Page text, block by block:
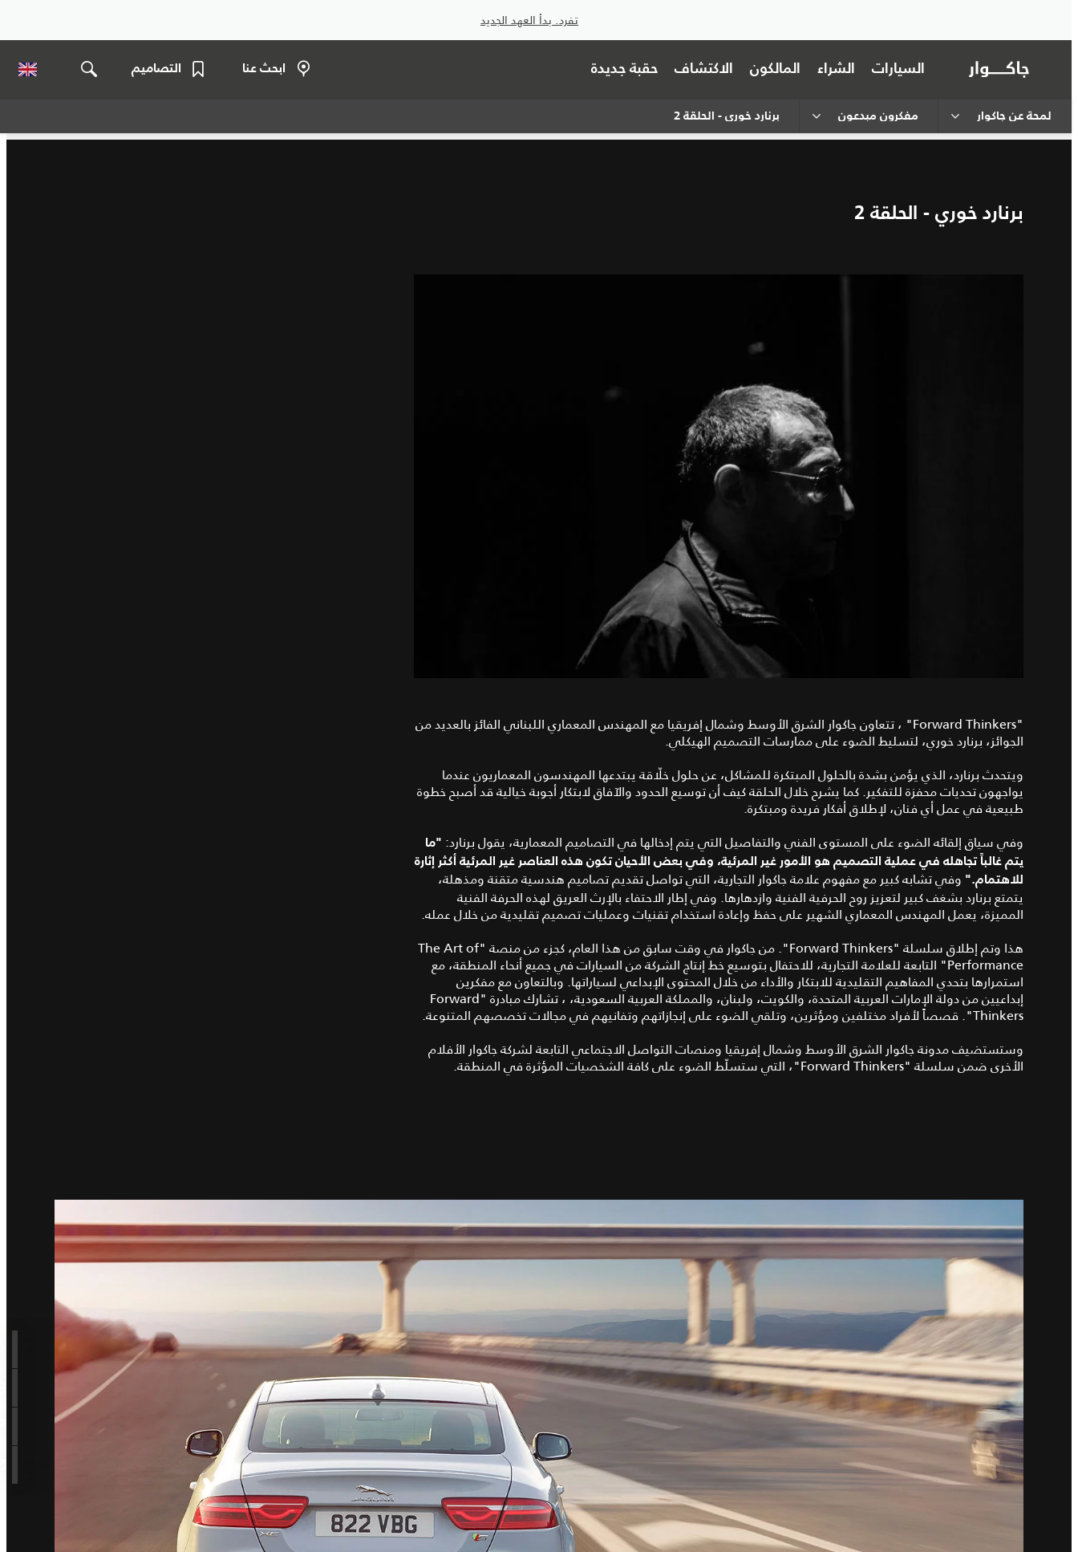
تفرد. بدأ العهد الجديد
السيارات الشراء المالكون الاكتشاف حقبة جديدة ابحث عنا التصاميم
لمحة عن جاكوار مفكرون مبدعون برنارد خوري - الحلقة 2
برنارد خوري - الحلقة 2
"Forward Thinkers"
، تتعاون جاكوار الشرق الأوسط وشمال إفريقيا مع المهندس المعماري اللبناني الفائز بالعديد من
الجوائز، برنارد خوري، لتسليط الضوء على ممارسات التصميم الهيكلي.
ويتحدث برنارد، الذي يؤمن بشدة بالحلول المبتكرة للمشاكل، عن حلول خلّاقة يبتدعها المهندسون المعماريون عندما
يواجهون تحديات محفزة للتفكير. كما يشرح خلال الحلقة كيف أن توسيع الحدود والآفاق لابتكار أجوبة خيالية قد أصبح خطوة
طبيعية في عمل أي فنان، لإطلاق أفكار فريدة ومبتكرة.
وفي سياق إلقائه الضوء على المستوى الفني والتفاصيل التي يتم إدخالها في التصاميم المعمارية، يقول برنارد: "ما
يتم غالباً تجاهله في عملية التصميم هو الأمور غير المرئية، وفي بعض الأحيان تكون هذه العناصر غير المرئية أكثر إثارة
للاهتمام." وفي تشابه كبير مع مفهوم علامة جاكوار التجارية، التي تواصل تقديم تصاميم هندسية متقنة ومذهلة،
يتمتع برنارد بشغف كبير لتعزيز روح الحرفية الفنية وازدهارها. وفي إطار الاحتفاء بالإرث العريق لهذه الحرفة الفنية
المميزة، يعمل المهندس المعماري الشهير على حفظ وإعادة استخدام تقنيات وعمليات تصميم تقليدية من خلال عمله.
هذا وتم إطلاق سلسلة "Forward Thinkers". من جاكوار في وقت سابق من هذا العام، كجزء من منصة "The Art of
Performance" التابعة للعلامة التجارية، للاحتفال بتوسيع خط إنتاج الشركة من السيارات في جميع أنحاء المنطقة، مع
استمرارها بتحدي المفاهيم التقليدية للابتكار والأداء من خلال المحتوى الإبداعي لسياراتها. وبالتعاون مع مفكرين
إبداعيين من دولة الإمارات العربية المتحدة، والكويت، ولبنان، والمملكة العربية السعودية، ، تشارك مبادرة "Forward
Thinkers". قصصاً لأفراد مختلفين ومؤثرين، وتلقي الضوء على إنجازاتهم وتفانيهم في مجالات تخصصهم المتنوعة.
وستستضيف مدونة جاكوار الشرق الأوسط وشمال إفريقيا ومنصات التواصل الاجتماعي التابعة لشركة جاكوار الأفلام
الأخرى ضمن سلسلة "Forward Thinkers"، التي ستسلّط الضوء على كافة الشخصيات المؤثرة في المنطقة.